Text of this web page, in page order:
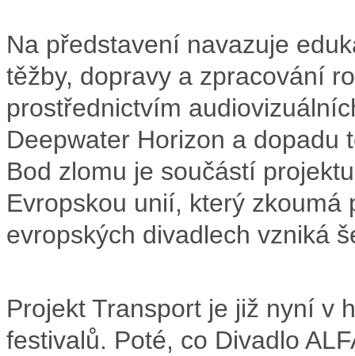
Na představení navazuje
těžby, dopravy a zpracování
prostřednictvím
Deepwater Horizon a dopadu
Bod zlomu je součástí
Evropskou unií, který zkoumá
evropských divadlech vzniká
Projekt Transport je již nyní v
festivalů. Poté, co Divadlo